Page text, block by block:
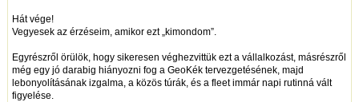
Hát vége!
Vegyesek az érzéseim, amikor ezt „kimondom”.
Egyrészről örülök, hogy sikeresen véghezvittük ezt a vállalkozást, másrészről
még egy jó darabig hiányozni fog a GeoKék tervezgetésének, majd
lebonyolításának izgalma, a közös túrák, és a fleet immár napi rutinná vált
figyelése.